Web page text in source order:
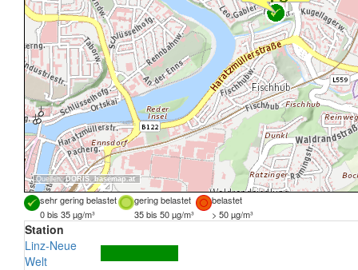
Quellen:DORIS, basemap.at
sehr gering belastet gering belastet
belastet
0 bis 35 µg/m³
35 bis 50 µg/m³ > 50 µg/m³
Station
Linz-Neue
Welt